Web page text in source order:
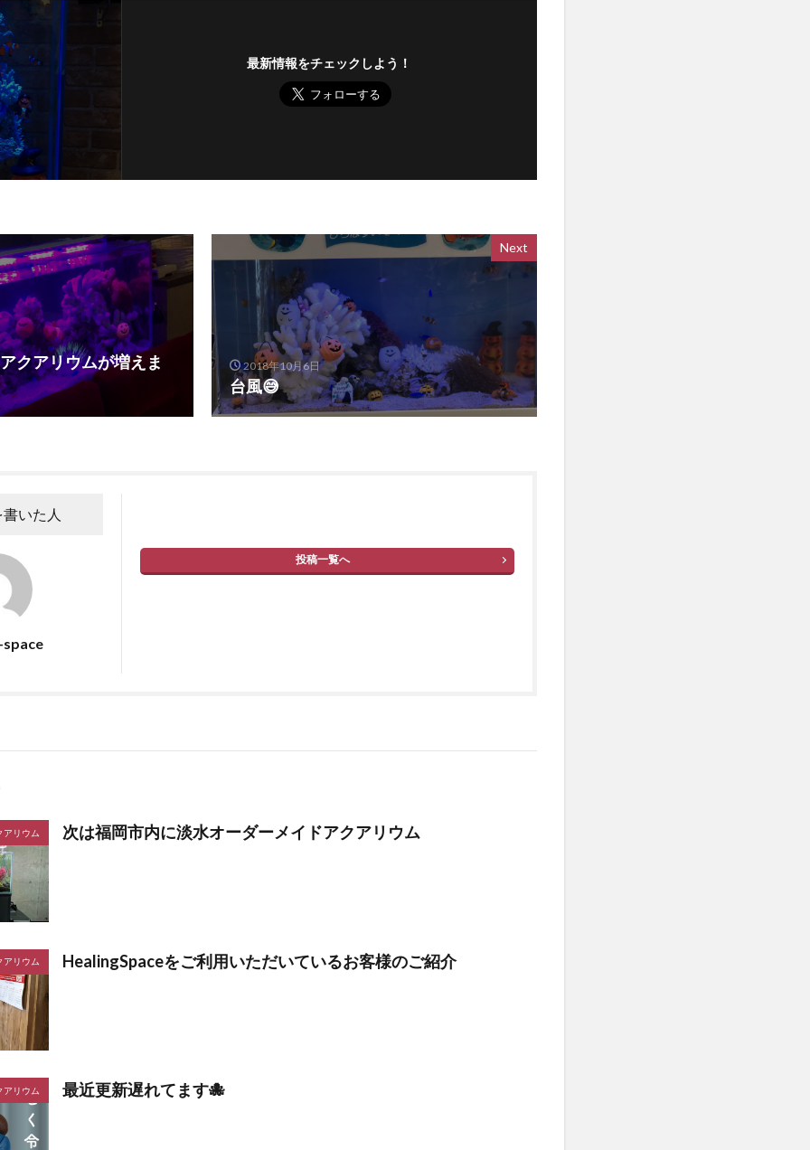
最新情報をチェックしよう！
クアリウムが増えま
Next
2018年10月6日
台風😅
いた人
投稿一覧へ
アリウム 次は福岡市内に淡水オーダーメイドアクアリウム
アリウム HealingSpaceをご利用いただいているお客様のご紹介
アリウム 最近更新遅れてます🐙